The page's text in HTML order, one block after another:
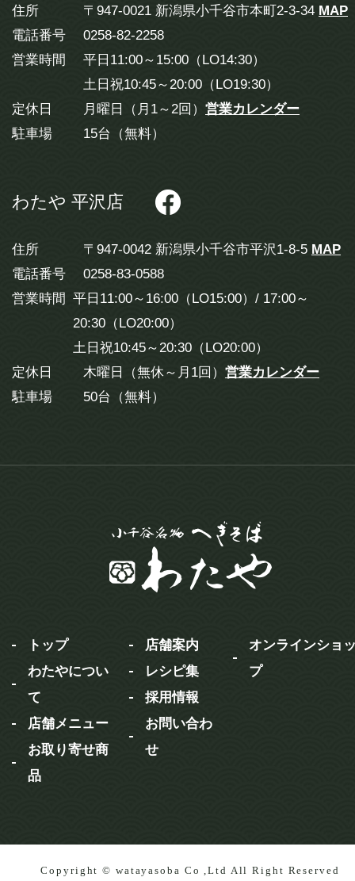
住所 〒947-0021 新潟県小千谷市本町2-3-34 MAP
電話番号
0258-82-2258
営業時間
平日11:00～15:00（LO14:30）
土日祝10:45～20:00（LO19:30）
定休日
月曜日（月1～2回） 営業カレンダー
駐車場
15台（無料）
わたや 平沢店
住所 〒947-0042 新潟県小千谷市平沢1-8-5 MAP
電話番号
0258-83-0588
営業時間 平日11:00～16:00（LO15:00）/ 17:00～
20:30（LO20:00）
土日祝10:45～20:30（LO20:00）
定休日
木曜日（無休～月1回） 営業カレンダー
駐車場
50台（無料）
トップ
わたやについ
て
店舗メニュー
お取り寄せ商
品
店舗案内
レシピ集
採用情報
お問い合わ
せ
オンラインショ
プ
Copyright © watayasoba Co ,Ltd All Right Reserved